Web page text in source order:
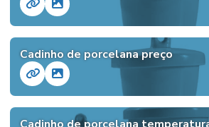
Cadinho de porcelana preço